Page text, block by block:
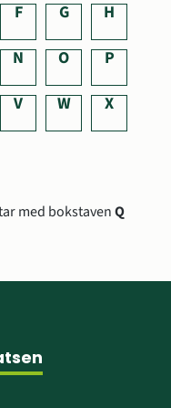
F G
H
N O
P
V W
X
med bokstavenQ